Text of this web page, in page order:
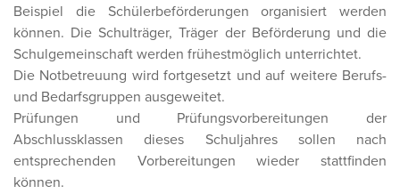
Beispiel die Schülerbeförderungen organisiert werden
können. Die Schulträger, Träger der Beförderung und die
Schulgemeinschaft werden frühestmöglich unterrichtet.
Die Notbetreuung wird fortgesetzt und auf weitere Berufs-
und Bedarfsgruppen ausgeweitet.
Prüfungen und Prüfungsvorbereitungen der
Abschlussklassen dieses Schuljahres sollen nach
entsprechenden Vorbereitungen wieder stattfinden
können.